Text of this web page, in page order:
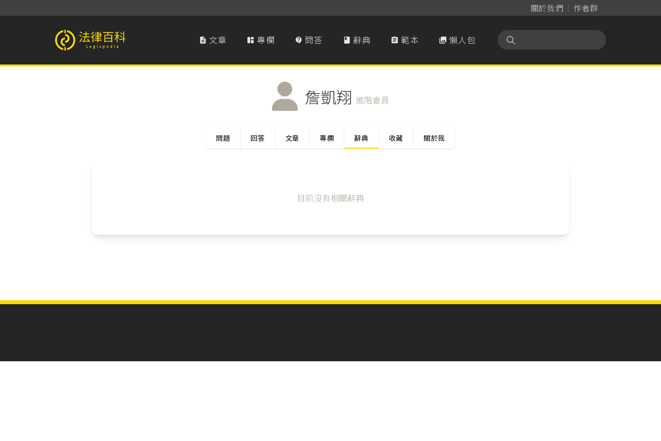
關於我們 作者群
法律百科 Legispedia  文章  專欄  問答  辭典  範本  懶人包
詹凱翔 進階會員
問題 回答 文章 專欄 辭典 收藏 關於我
目前沒有相關辭典